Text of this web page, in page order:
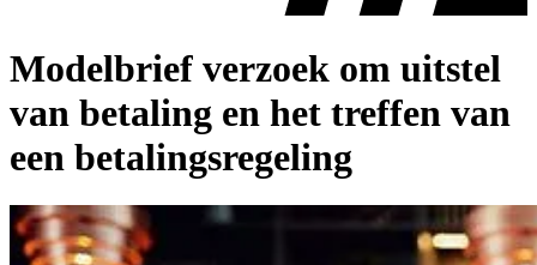
Modelbrief verzoek om uitstel
van betaling en het treffen van
een betalingsregeling